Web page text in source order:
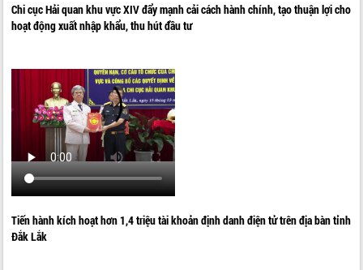
Chi cục Hải quan khu vực XIV đẩy mạnh cải cách hành chính, tạo thuận lợi cho
hoạt động xuất nhập khẩu, thu hút đầu tư
Tiến hành kích hoạt hơn 1,4 triệu tài khoản định danh điện tử trên địa bàn tỉnh
Đắk Lắk